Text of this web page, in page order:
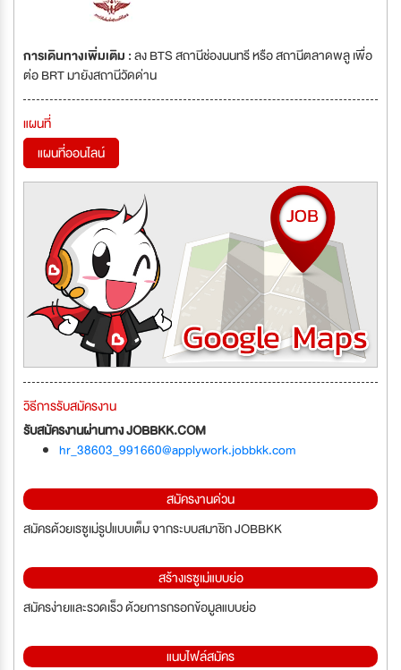
การเดินทางเพิ่มเติม :ลง BTS สถานีช่องนนทรี หรือ สถานีตลาดพลู เพื่อ
ต่อ BRT มายังสถานีวัดด่าน
แผนที่
แผนที่ออนไลน์
วิธีการรับสมัครงาน
รับสมัครงานผ่านทาง JOBBKK.COM
hr_38603_991660@applywork.jobbkk.com
สมัครงานด่วน
สมัครด้วยเรซูเม่รูปแบบเต็ม จากระบบสมาชิก JOBBKK
สร้างเรซูเม่แบบย่อ
สมัครง่ายและรวดเร็ว ด้วยการกรอกข้อมูลแบบย่อ
แนบไฟล์สมัคร